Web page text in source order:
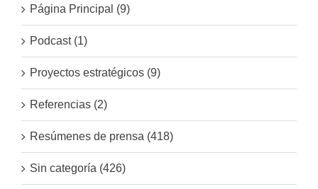
Página Principal (9)
Podcast (1)
Proyectos estratégicos (9)
Referencias (2)
Resúmenes de prensa (418)
Sin categoría (426)